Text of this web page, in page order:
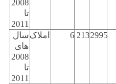
2008
تا
2011
2995
213
6 املاکسال
های
2008
تا
2011